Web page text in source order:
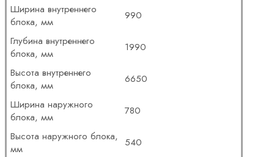
Ширина внутреннего
блока, мм
990
Глубина внутреннего
блока, мм
1990
Высота внутреннего
блока, мм
6650
Ширина наружного
блока, мм
780
Высота наружного блока,
мм
540